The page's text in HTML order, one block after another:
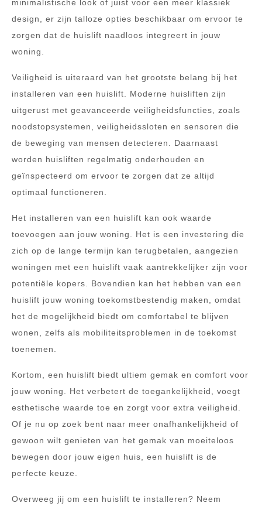
minimalistische look of juist voor een meer klassiek
design, er zijn talloze opties beschikbaar om ervoor te
zorgen dat de huislift naadloos integreert in jouw
woning.
Veiligheid is uiteraard van het grootste belang bij het
installeren van een huislift. Moderne huisliften zijn
uitgerust met geavanceerde veiligheidsfuncties, zoals
noodstopsystemen, veiligheidssloten en sensoren die
de beweging van mensen detecteren. Daarnaast
worden huisliften regelmatig onderhouden en
geïnspecteerd om ervoor te zorgen dat ze altijd
optimaal functioneren.
Het installeren van een huislift kan ook waarde
toevoegen aan jouw woning. Het is een investering die
zich op de lange termijn kan terugbetalen, aangezien
woningen met een huislift vaak aantrekkelijker zijn voor
potentiële kopers. Bovendien kan het hebben van een
huislift jouw woning toekomstbestendig maken, omdat
het de mogelijkheid biedt om comfortabel te blijven
wonen, zelfs als mobiliteitsproblemen in de toekomst
toenemen.
Kortom, een huislift biedt ultiem gemak en comfort voor
jouw woning. Het verbetert de toegankelijkheid, voegt
esthetische waarde toe en zorgt voor extra veiligheid.
Of je nu op zoek bent naar meer onafhankelijkheid of
gewoon wilt genieten van het gemak van moeiteloos
bewegen door jouw eigen huis, een huislift is de
perfecte keuze.
Overweeg jij om een huislift te installeren? Neem